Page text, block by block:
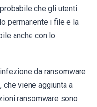
che gli utenti
permanente i file e la
anche con lo
da ransomware
viene aggiunta a
ransomware sono